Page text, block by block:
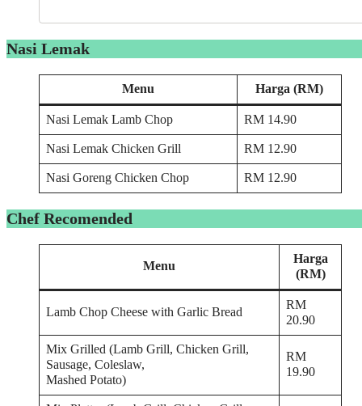
Nasi Lemak
Menu Harga (RM)
Nasi Lemak Lamb Chop
RM 14.90
Nasi Lemak Chicken Grill
RM 12.90
Nasi Goreng Chicken Chop
RM 12.90
Chef Recomended
Menu
Harga
(RM)
Lamb Chop Cheese with Garlic Bread
RM
20.90
Mix Grilled (Lamb Grill, Chicken Grill,
Sausage, Coleslaw,
Mashed Potato)
RM
19.90